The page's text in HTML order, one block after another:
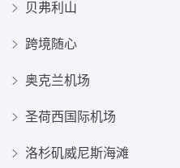
贝弗利山
跨境随心
奥克兰机场
圣荷西国际机场
洛杉矶威尼斯海滩